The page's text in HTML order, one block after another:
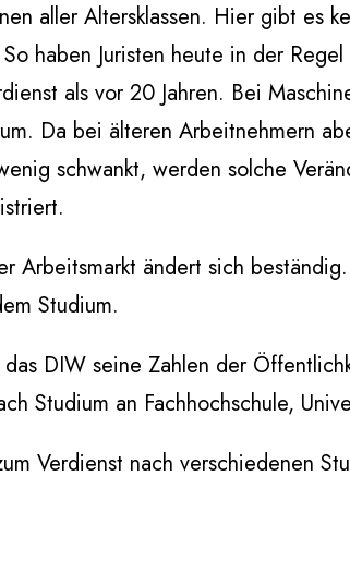
aller Altersklassen. Hier gibt es
haben Juristen heute in der
als vor 20 Jahren. Bei
Da bei älteren Arbeitnehmern
schwankt, werden solche
Arbeitsmarkt ändert sich
Studium.
DIW seine Zahlen der
Studium an Fachhochschule,
Verdienst nach verschiedenen